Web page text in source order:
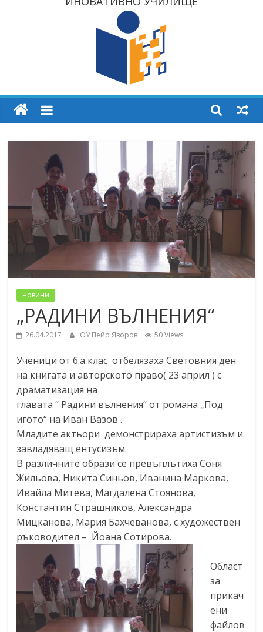
новини
„РАДИНИ ВЪЛНЕНИЯ“
26.04.2017 ОУ Пейо Яворов 50 Views
Ученици от 6.a клас отбелязаха Световния ден
на книгата и авторското право( 23 април ) с
драматизация на
главата “ Радини вълнения“ от романа „Под
игото“ на Иван Вазов .
Младите актьори демонстрираха артистизъм и
завладяващ ентусизъм.
В различните образи се превъплътиха Соня
Жильова, Никита Синьов, Иванина Маркова,
Ивайла Митева, Магдаленa Стоянова,
Константин Страшников, Александра
Мицканова, Мария Бахчеванова, с художествен
ръководител – Йоана Сотирова.
Област
за
прикач
ени
файлов